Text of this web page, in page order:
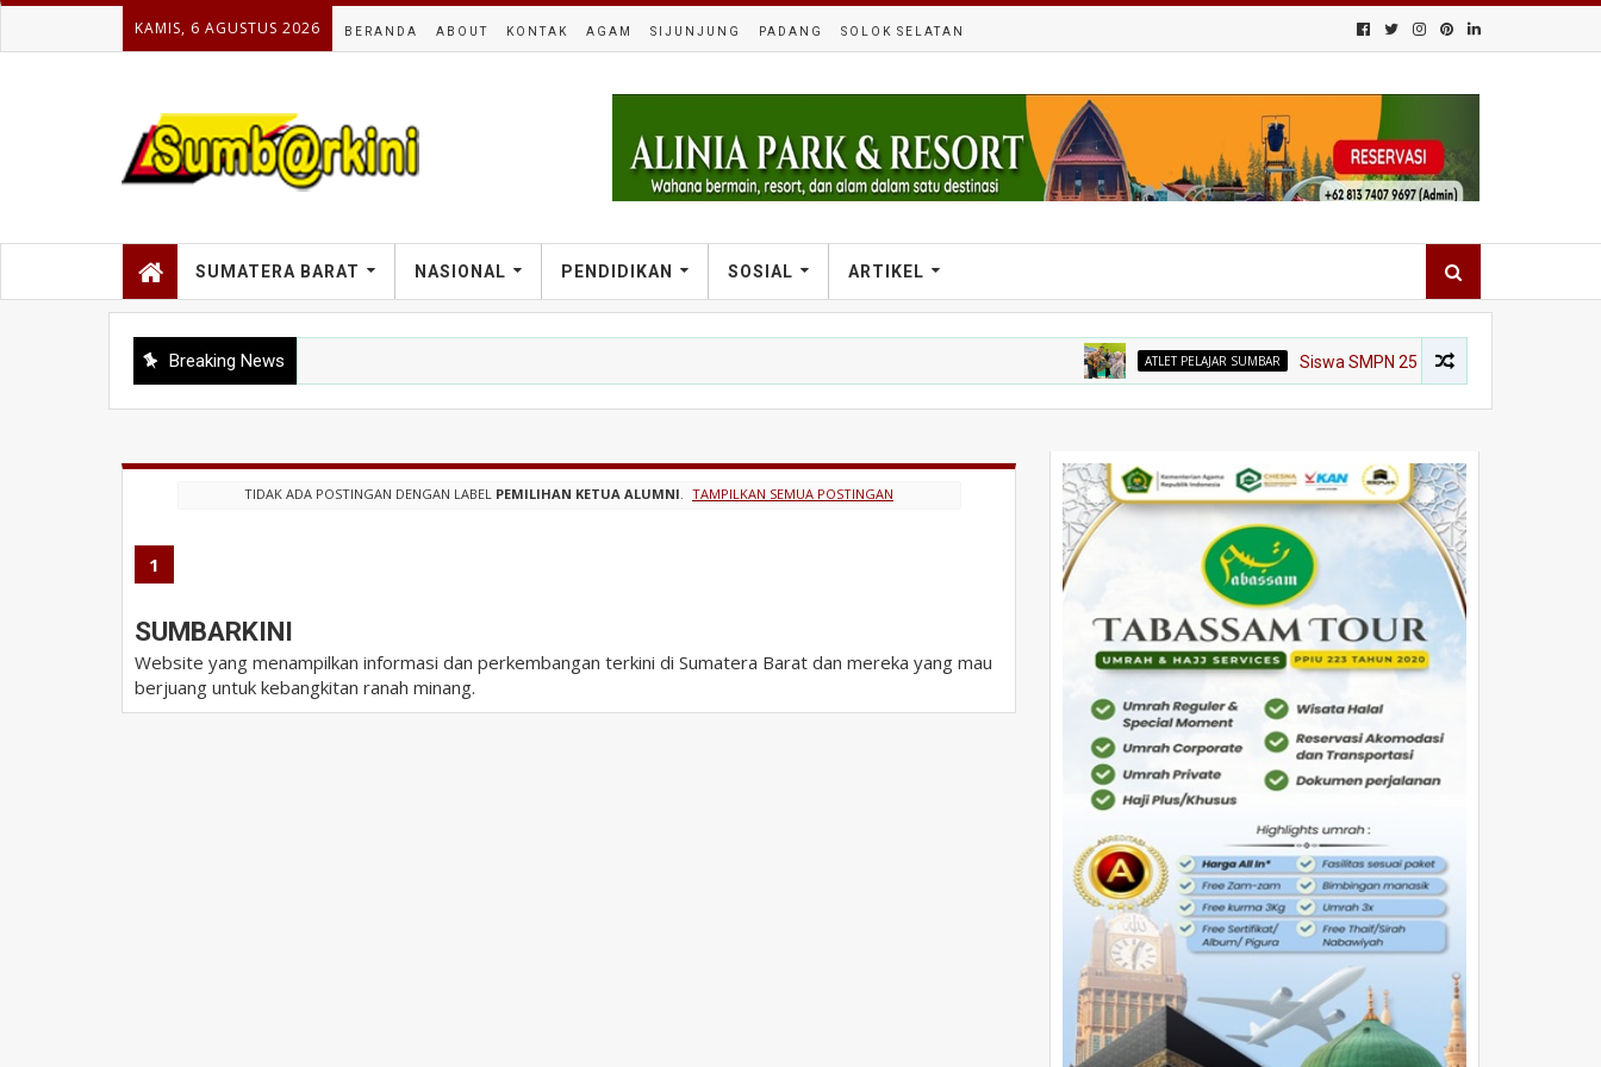
KAMIS, 6 AGUSTUS 2026 BERANDA ABOUT KONTAK AGAM SIJUNJUNG PADANG SOLOK SELATAN
SUMATERA BARAT NASIONAL PENDIDIKAN SOSIAL ARTIKEL
Breaking News ATLET PELAJAR SUMBAR Siswa SMPN 25 Padang Siap Harumkan
TIDAK ADA POSTINGAN DENGAN LABEL PEMILIHAN KETUA ALUMNI. TAMPILKAN SEMUA POSTINGAN
1
SUMBARKINI
Website yang menampilkan informasi dan perkembangan terkini di Sumatera Barat dan mereka yang mau
berjuang untuk kebangkitan ranah minang.